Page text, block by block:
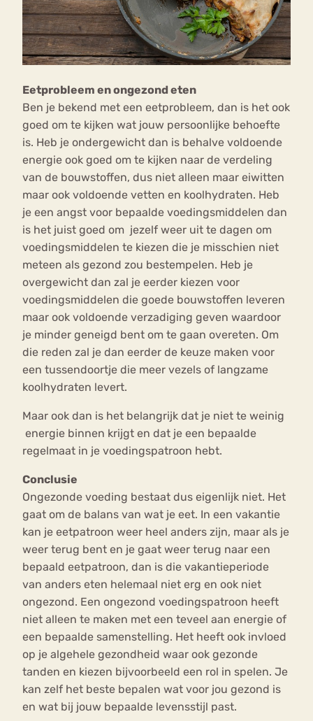
Eetprobleem en ongezond eten
Ben je bekend met een eetprobleem, dan is het ook
goed om te kijken wat jouw persoonlijke behoefte
is. Heb je ondergewicht dan is behalve voldoende
energie ook goed om te kijken naar de verdeling
van de bouwstoffen, dus niet alleen maar eiwitten
maar ook voldoende vetten en koolhydraten. Heb
je een angst voor bepaalde voedingsmiddelen dan
is het juist goed om jezelf weer uit te dagen om
voedingsmiddelen te kiezen die je misschien niet
meteen als gezond zou bestempelen. Heb je
overgewicht dan zal je eerder kiezen voor
voedingsmiddelen die goede bouwstoffen leveren
maar ook voldoende verzadiging geven waardoor
je minder geneigd bent om te gaan overeten. Om
die reden zal je dan eerder de keuze maken voor
een tussendoortje die meer vezels of langzame
koolhydraten levert.
Maar ook dan is het belangrijk dat je niet te weinig
energie binnen krijgt en dat je een bepaalde
regelmaat in je voedingspatroon hebt.
Conclusie
Ongezonde voeding bestaat dus eigenlijk niet. Het
gaat om de balans van wat je eet. In een vakantie
kan je eetpatroon weer heel anders zijn, maar als je
weer terug bent en je gaat weer terug naar een
bepaald eetpatroon, dan is die vakantieperiode
van anders eten helemaal niet erg en ook niet
ongezond. Een ongezond voedingspatroon heeft
niet alleen te maken met een teveel aan energie of
een bepaalde samenstelling. Het heeft ook invloed
op je algehele gezondheid waar ook gezonde
tanden en kiezen bijvoorbeeld een rol in spelen. Je
kan zelf het beste bepalen wat voor jou gezond is
en wat bij jouw bepaalde levensstijl past.